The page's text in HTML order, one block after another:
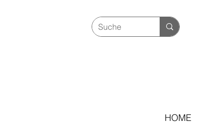
HOME